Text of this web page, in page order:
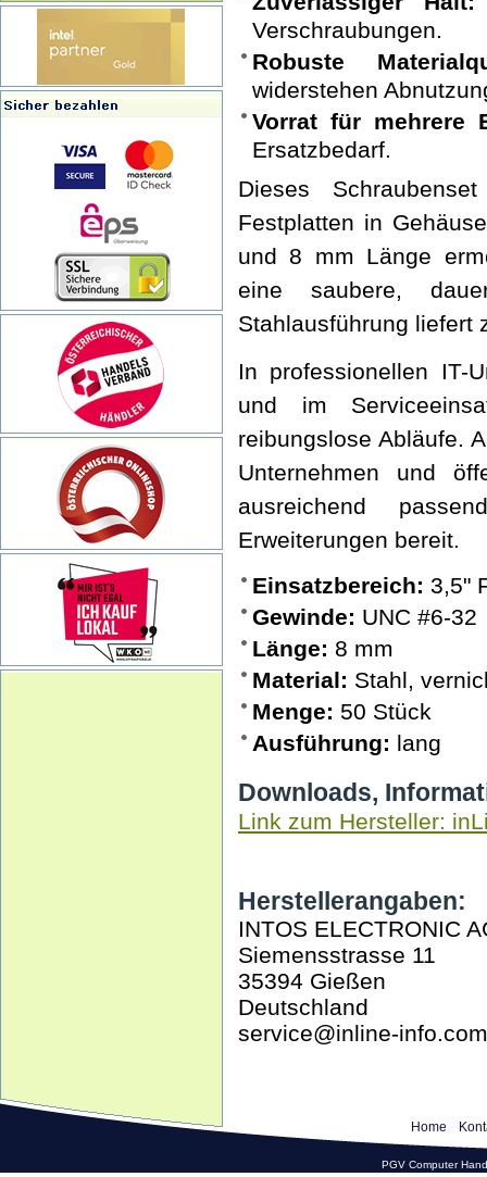
Verschraubungen.
Robuste
widerstehen
Vorrat für mehrere
Ersatzbedarf.
Dieses
Festplatten in
und 8 mm Länge
eine saubere,
Stahlausführung liefert
In professionellen IT-
und im
reibungslose Abläufe.
Unternehmen und
ausreichend
Erweiterungen bereit.
Einsatzbereich: 3,5"
Gewinde: UNC #6-32
Länge: 8 mm
Material: Stahl,
Menge: 50 Stück
Ausführung: lang
Downloads,
Link zum Hersteller:
Herstellerangaben:
INTOS ELECTRONIC
Siemensstrasse 11
35394 Gießen
Deutschland
service@inline-info.com
Home
PGV Computer